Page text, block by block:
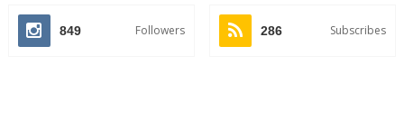
849 Followers 286 Subscribes